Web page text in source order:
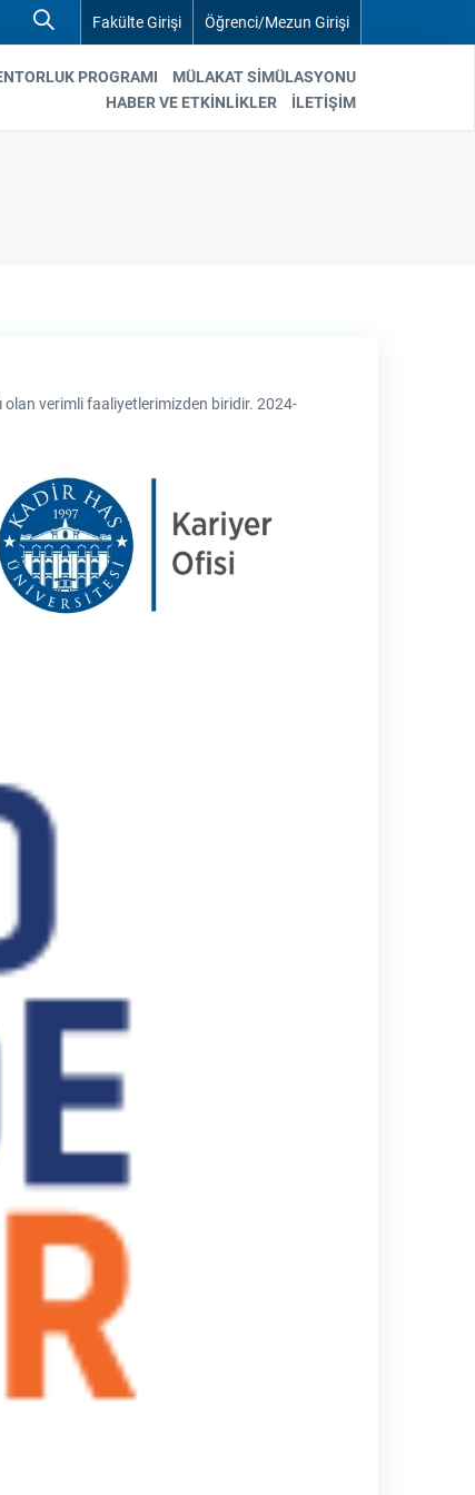
Fakülte Girişi Öğrenci/Mezun Girişi
PROGRAMI
MÜLAKAT SIMÜLASYONU
HABER VE ETKİNLİKLER
İLETİŞİM
olan verimli faaliyetlerimizden biridir. 2024-